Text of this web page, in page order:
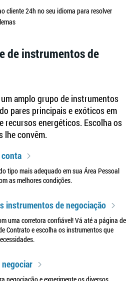
cliente 24h no seu idioma para resolver
de instrumentos de
amplo grupo de instrumentos
pares principais e exóticos em
recursos energéticos. Escolha os
lhe convêm.
tipo mais adequado em sua Área Pessoal
as melhores condições.
instrumentos de negociação
uma corretora confiável! Vá até a página de
Contrato e escolha os instrumentos que
negociar